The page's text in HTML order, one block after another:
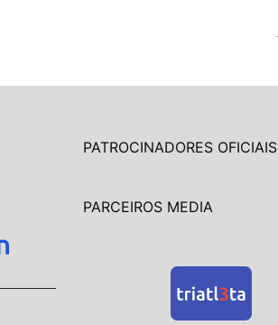
PATROCINADORES OFICIAIS
PARCEIROS MEDIA